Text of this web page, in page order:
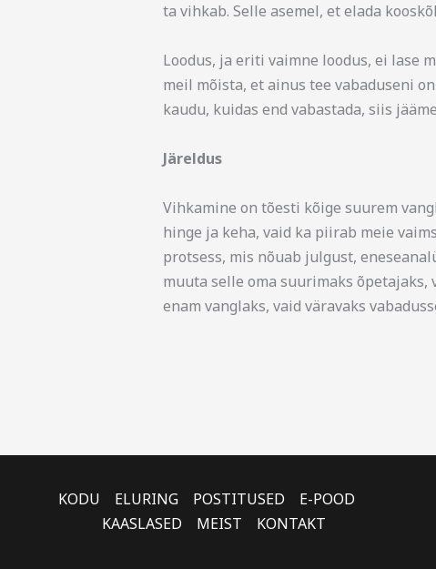
ta vihkab. Selle asemel, et elada
Loodus, ja eriti vaimne loodus, ei lase
meil mõista, et ainus tee vabaduseni
kaudu, kuidas end vabastada, siis
Järeldus
Vihkamine on tõesti kõige suurem
hinge ja keha, vaid ka piirab meie
protsess, mis nõuab julgust,
muuta selle oma suurimaks
enam vanglaks, vaid väravaks
KODU ELURING POSTITUSED
E-POOD
KAASLASED
MEIST KONTAKT